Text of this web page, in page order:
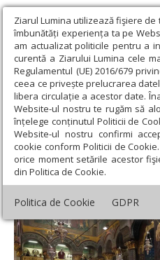
Ziarul Lumina utilizează fişiere
îmbunătăți experiența ta pe
am actualizat politicile pentru a
curentă a Ziarului Lumina cele
Regulamentul (UE) 2016/679
ceea ce privește prelucrarea
libera circulație a acestor date.
Website-ul nostru te rugăm să
înțelege conținutul Politicii de
Website-ul nostru confirmi
cookie conform Politicii de
orice moment setările acestor
din Politica de Cookie.
Politica de Cookie GDPR
Ziarul Lumina › Actualitate
sărbătorită la Catedrala
Înălţarea Domnului
Catedrala Patriarhală